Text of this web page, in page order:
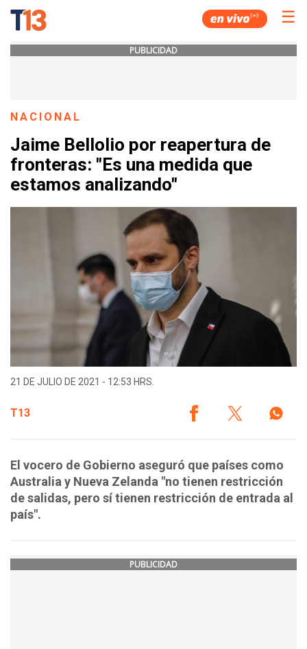
☰
PUBLICIDAD
NACIONAL
Jaime Bellolio por reapertura de
fronteras: "Es una medida que
estamos analizando"
21 DE JULIO DE 2021 - 12:53 HRS.
T13
El vocero de Gobierno aseguró que países como
Australia y Nueva Zelanda "no tienen restricción
de salidas, pero sí tienen restricción de entrada al
país".
PUBLICIDAD